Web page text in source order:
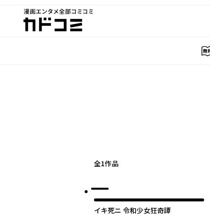
漫画エンタメ全部コミコミ
カドコミ
全1作品
イキ死ニ 令和少女狂奇譚